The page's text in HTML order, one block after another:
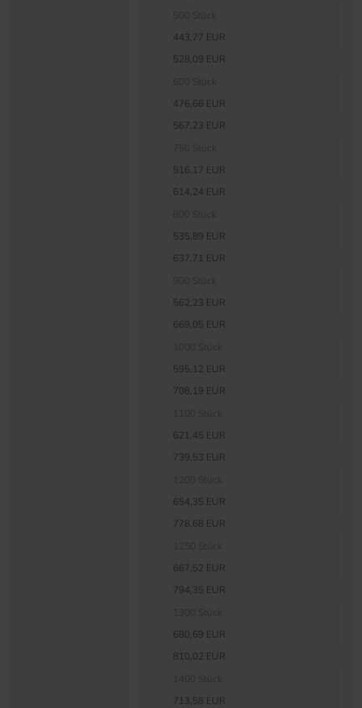
443,77 EUR
528,09 EUR
476,66 EUR
567,23 EUR
516,17 EUR
614,24 EUR
535,89 EUR
637,71 EUR
562,23 EUR
669,05 EUR
595,12 EUR
708,19 EUR
621,45 EUR
739,53 EUR
654,35 EUR
778,68 EUR
667,52 EUR
794,35 EUR
680,69 EUR
810,02 EUR
713,58 EUR